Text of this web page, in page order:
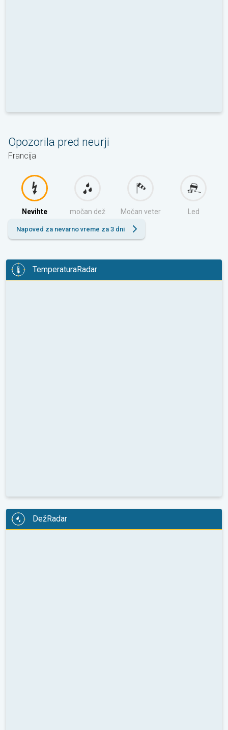
Opozorila pred neurji
Francija
Nevihte močan dež Močan veter Led
Napoved za nevarno vreme za 3 dni
TemperaturaRadar
DežRadar